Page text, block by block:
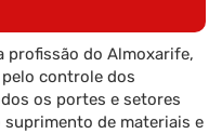
profissão do Almoxarife,
controle dos
os portes e setores
de materiais e